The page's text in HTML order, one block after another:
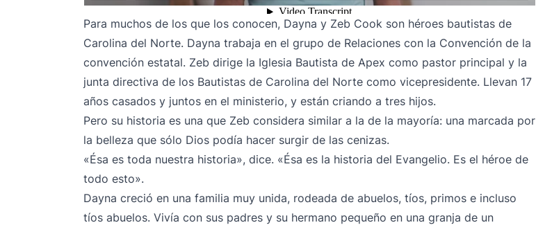
Para muchos de los que los conocen, Dayna y Zeb Cook son héroes bautistas de
Carolina del Norte. Dayna trabaja en el grupo de Relaciones con la Convención de la
convención estatal. Zeb dirige la Iglesia Bautista de Apex como pastor principal y la
junta directiva de los Bautistas de Carolina del Norte como vicepresidente. Llevan 17
años casados y juntos en el ministerio, y están criando a tres hijos.
Pero su historia es una que Zeb considera similar a la de la mayoría: una marcada por
la belleza que sólo Dios podía hacer surgir de las cenizas.
«Ésa es toda nuestra historia», dice. «Ésa es la historia del Evangelio. Es el héroe de
todo esto».
Dayna creció en una familia muy unida, rodeada de abuelos, tíos, primos e incluso
tíos abuelos. Vivía con sus padres y su hermano pequeño en una granja de un